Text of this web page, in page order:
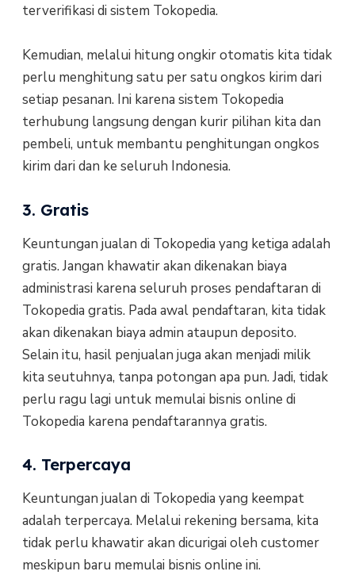
terverifikasi di sistem Tokopedia.
Kemudian, melalui hitung ongkir otomatis kita tidak
perlu menghitung satu per satu ongkos kirim dari
setiap pesanan. Ini karena sistem Tokopedia
terhubung langsung dengan kurir pilihan kita dan
pembeli, untuk membantu penghitungan ongkos
kirim dari dan ke seluruh Indonesia.
3. Gratis
Keuntungan jualan di Tokopedia yang ketiga adalah
gratis. Jangan khawatir akan dikenakan biaya
administrasi karena seluruh proses pendaftaran di
Tokopedia gratis. Pada awal pendaftaran, kita tidak
akan dikenakan biaya admin ataupun deposito.
Selain itu, hasil penjualan juga akan menjadi milik
kita seutuhnya, tanpa potongan apa pun. Jadi, tidak
perlu ragu lagi untuk memulai bisnis online di
Tokopedia karena pendaftarannya gratis.
4. Terpercaya
Keuntungan jualan di Tokopedia yang keempat
adalah terpercaya. Melalui rekening bersama, kita
tidak perlu khawatir akan dicurigai oleh customer
meskipun baru memulai bisnis online ini.